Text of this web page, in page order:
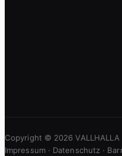
Copyright © 2026 VALLHALLA
Impressum· Datenschutz ·